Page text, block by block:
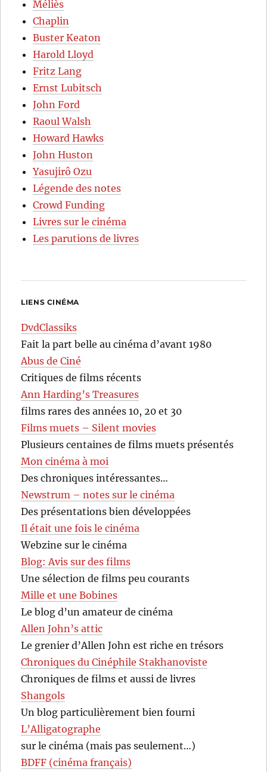
Méliès
Chaplin
Buster Keaton
Harold Lloyd
Fritz Lang
Ernst Lubitsch
John Ford
Raoul Walsh
Howard Hawks
John Huston
Yasujirô Ozu
Légende des notes
Crowd Funding
Livres sur le cinéma
Les parutions de livres
LIENS CINÉMA
DvdClassiks
Fait la part belle au cinéma d’avant 1980
Abus de Ciné
Critiques de films récents
Ann Harding’s Treasures
films rares des années 10, 20 et 30
Films muets – Silent movies
Plusieurs centaines de films muets présentés
Mon cinéma à moi
Des chroniques intéressantes…
Newstrum – notes sur le cinéma
Des présentations bien développées
Il était une fois le cinéma
Webzine sur le cinéma
Blog: Avis sur des films
Une sélection de films peu courants
Mille et une Bobines
Le blog d’un amateur de cinéma
Allen John’s attic
Le grenier d’Allen John est riche en trésors
Chroniques du Cinéphile Stakhanoviste
Chroniques de films et aussi de livres
Shangols
Un blog particulièrement bien fourni
L’Alligatographe
sur le cinéma (mais pas seulement…)
BDFF (cinéma français)